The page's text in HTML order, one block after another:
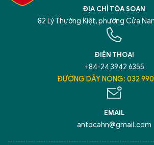
ĐỊA CHỈ TÒA SOẠN
82 Lý Thường Kiệt, phường Cửa
ĐIỆN THOẠI
+84-24 3942 6355
ĐƯỜNG DÂY NÓNG: 032
EMAIL
antdcahn@gmail.com
XIN CHÀO,
TÔI LÀ CHATBOT CỦA
Hãy hỏi tôi bất kỳ điều gì bạn
An Ninh Thủ Đô nhé. Tôi sẵn